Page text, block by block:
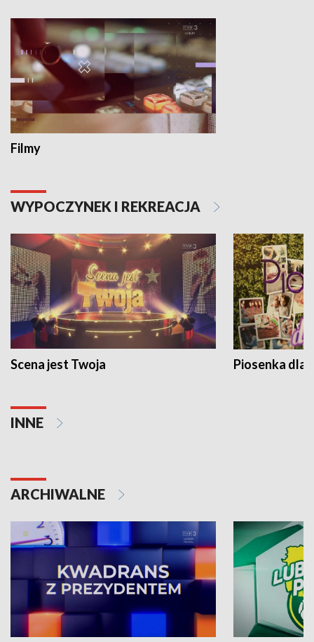
Filmy
WYPOCZYNEK I REKREACJA
Scena jest Twoja Piosenka dla
INNE
ARCHIWALNE